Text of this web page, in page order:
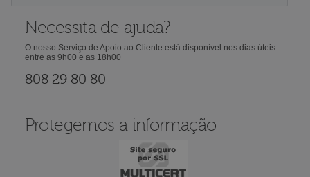
Necessita de ajuda?
O nosso Serviço de Apoio ao Cliente está disponível nos dias úteis
entre as 9h00 e as 18h00
808 29 80 80
Protegemos a informação